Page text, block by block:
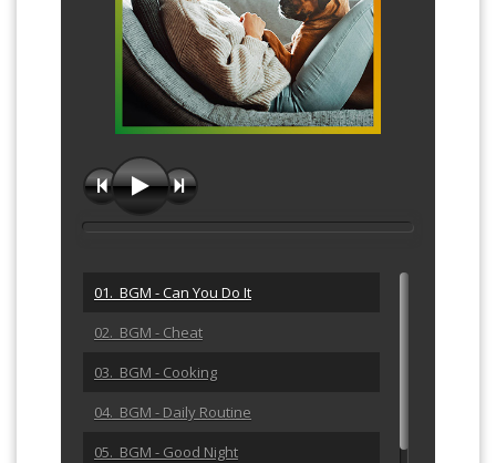
01. BGM - Can You Do It
02. BGM - Cheat
03. BGM - Cooking
04. BGM - Daily Routine
05. BGM - Good Night